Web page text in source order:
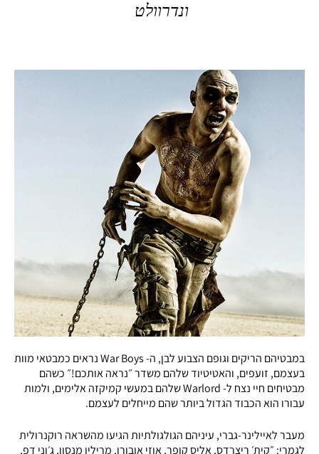
ונדרוולט
במבטיהם הריקים וגופם הצבוע לבן, ה- War Boys נראים כמבטאי מוות
בעצמם, זועפים, והאטיטיוד שלהם משדר ״נראה אותכם!״ כשהם
מבטיחים חיי נצח ל- Warlord שלהם במעשי קמיקזה אלימים, ולמות
עבורו הוא הכבוד הגדול ביותר שהם מייחלים לעצמם.
מעבר לאיילינר-גברי, עיניהם הגולגולתיות הגיעו מהשראה רוקנרולית
לגמרי: ״קית׳ ריצרדס, אליס קופר, אוזי אובורן, מרילין מנסון, ג׳וני דפ,